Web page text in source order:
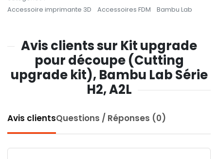
Accessoire imprimante 3D
Accessoires FDM Bambu Lab
Avis clients sur Kit upgrade
pour découpe (Cutting
upgrade kit), Bambu Lab Série
H2, A2L
Avis clientsQuestions / Réponses (0)